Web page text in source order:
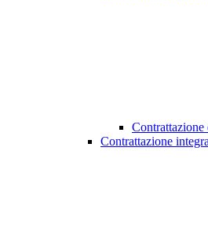
Contrattazione
Contrattazione